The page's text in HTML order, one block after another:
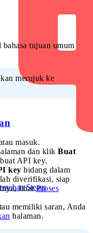
Steam
tujuan umum
merujuk ke
masuk.
dan klik Buat
API key.
key bidang dalam
diverifikasi, siap
lihatProses
memiliki saran, Anda
halaman.